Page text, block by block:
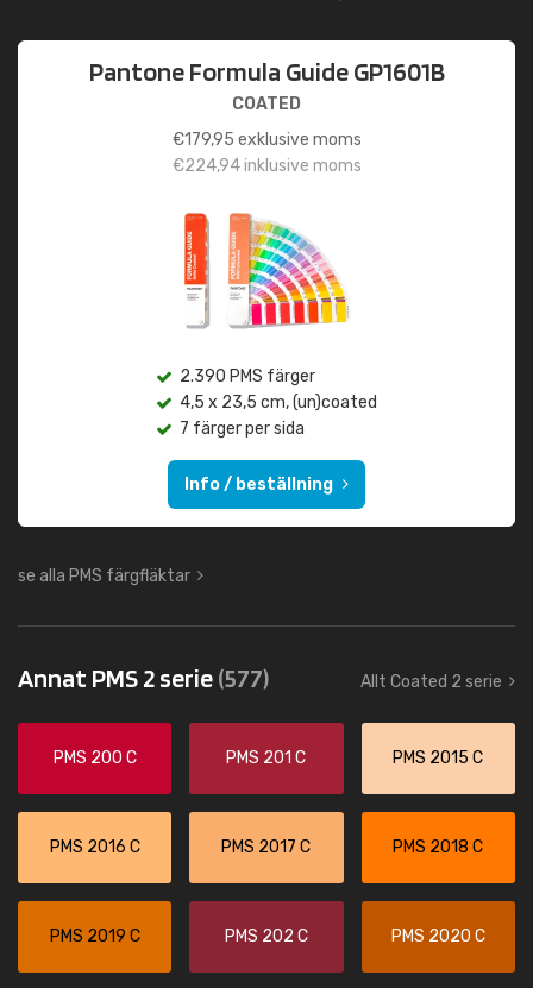
Pantone Formula Guide GP1601B
COATED
€179,95 exklusive moms
€224,94inklusive moms
2.390 PMS färger
4,5 x 23,5 cm, (un)coated
7 färger per sida
Info / beställning
se alla PMS färgfläktar
Annat PMS 2 serie(577) Allt Coated 2 serie
PMS 200 C PMS 201 C PMS 2015 C
PMS 2016 C PMS 2017 C PMS 2018 C
PMS 2019 C PMS 202 C PMS 2020 C